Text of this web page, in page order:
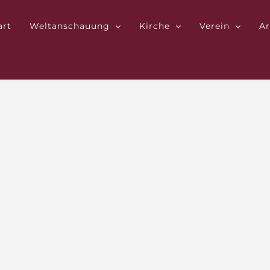
Weltanschauung Kirche Verein